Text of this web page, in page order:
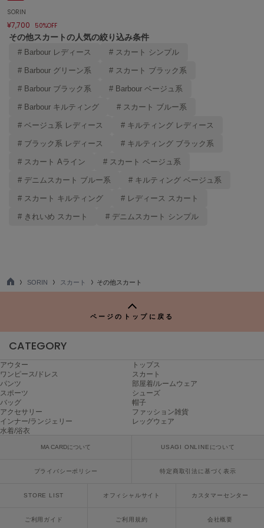
emmi
エミ
エミ アトリエ
エミヨガ
ETRÉ TOKYO
エトレトウキョウ
FILA
FURFUR
ファーファー
ジェラート ピケ
GELATO PIQUE CAT&DOG
ジェラート ピケ キャットアンドドッグ
gelato pique Sleep
ジェラート ピケ スリープ
GRAMICCI
へノン
HUNTER
SORIN
¥7,700 50%OFF
その他スカートの人気の絞り込み条件
# Barbour レディース # スカート シンプル
# Barbour グリーン系 # スカート ブラック系
# Barbour ブラック系 # Barbour ベージュ系
# Barbour キルティング # スカート ブルー系
# ベージュ系 レディース # キルティング レディース
# ブラック系 レディース # キルティング ブラック系
# スカート Aライン # スカート ベージュ系
# デニムスカート ブルー系 # キルティング ベージュ系
# スカート キルティング # レディース スカート
# きれいめ スカート # デニムスカート シンプル
TO
SORIN スカート その他スカート
ページのトップに戻る
CATEGORY
アウター
トップス
ワンピース/ドレス
スカート
パンツ
部屋着/ルームウェア
スポーツ
シューズ
バッグ
帽子
アクセサリー
ファッション雑貨
インナー/ランジェリー
レッグウェア
水着/浴衣
MA CARDについて USAGI ONLINEについて
プライバシーポリシー 特定商取引法に基づく表示
STORE LIST オフィシャルサイト カスタマーセンター
ご利用ガイド ご利用規約 会社概要